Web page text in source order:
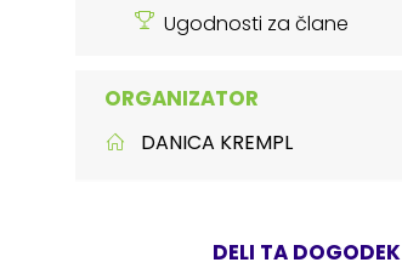
Ugodnosti za člane
ORGANIZATOR
DANICA KREMPL
DELI TA DOGODEK